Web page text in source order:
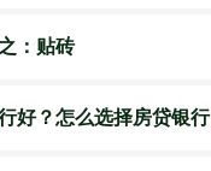
：贴砖
好？怎么选择房贷银行